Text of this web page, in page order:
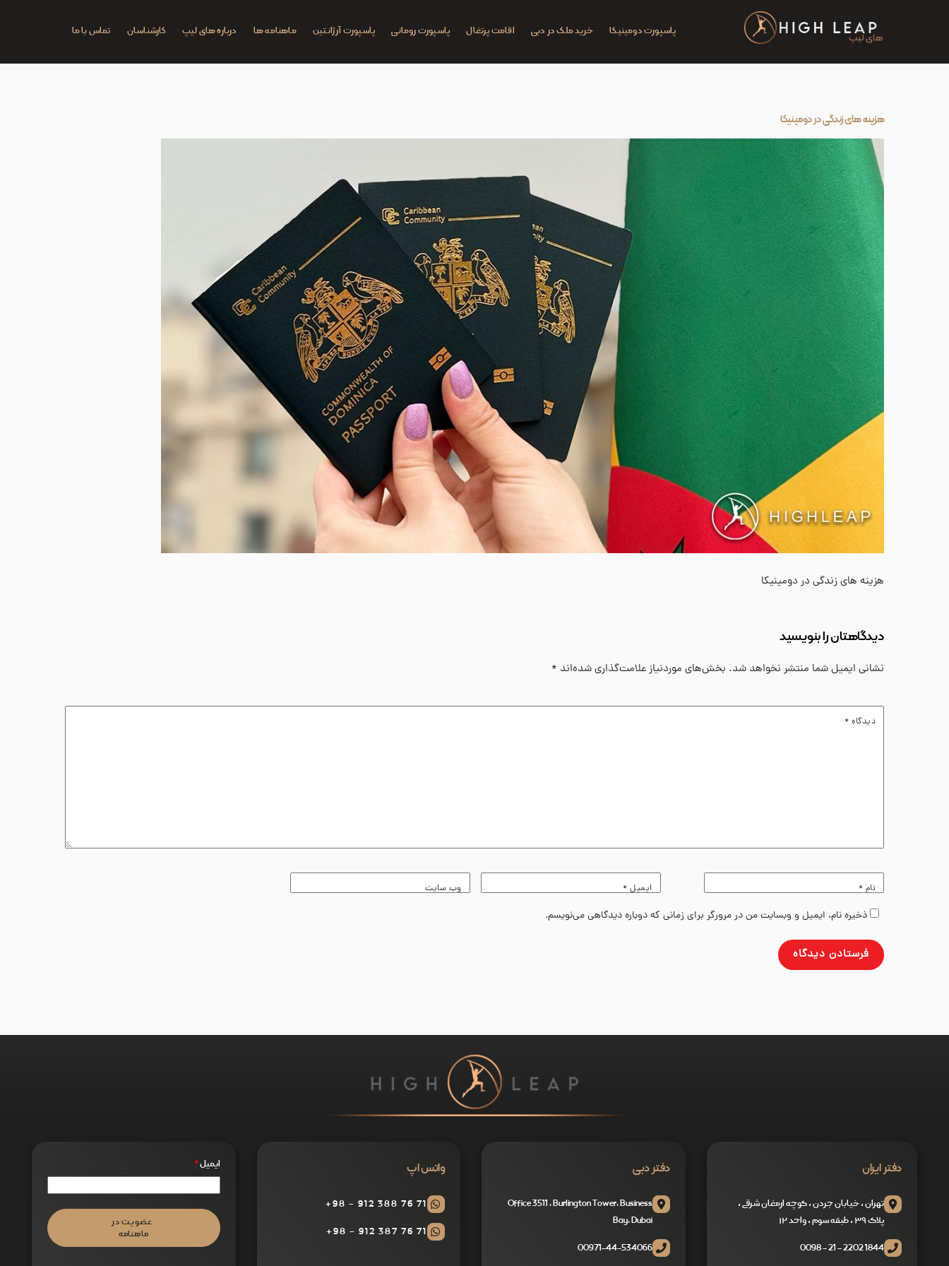
پاسپورت دومینیکا خرید ملک در دبی اقامت پرتغال پاسپورت رومانی پاسپورت آرژانتین ماهنامه ها درباره های لیپ کارشناسان تماس با ما
هزینه های زندگی در دومینیکا
هزینه های زندگی در دومینیکا
دیدگاهتان را بنویسید
نشانی ایمیل شما منتشر نخواهد شد. بخش‌های موردنیاز علامت‌گذاری شده‌اند *
دیدگاه *
نام * ایمیل * وب‌ سایت
ذخیره نام، ایمیل و وبسایت من در مرورگر برای زمانی که دوباره دیدگاهی می‌نویسم.
دفتر ایران
تهران ، خیابان جردن ، کوچه ارمغان شرقی ،
پلاک ۳۹ ، طبقه سوم ، واحد ۱۲
1844 2202 - 21 - 0098
دفتر دبی
Office 3511 , Burlington Tower, Business
Bay, Dubai
00971-44-534066
واتس اپ
71 76 388 912 - 98+
71 76 387 912 - 98+
ایمیل*
عضویت در
ماهنامه